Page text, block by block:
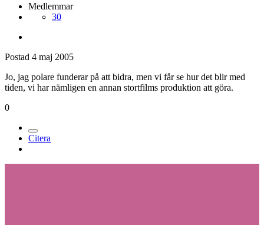
Medlemmar
30
Postad 4 maj 2005
Jo, jag polare funderar på att bidra, men vi får se hur det blir med
tiden, vi har nämligen en annan stortfilms produktion att göra.
0
Citera